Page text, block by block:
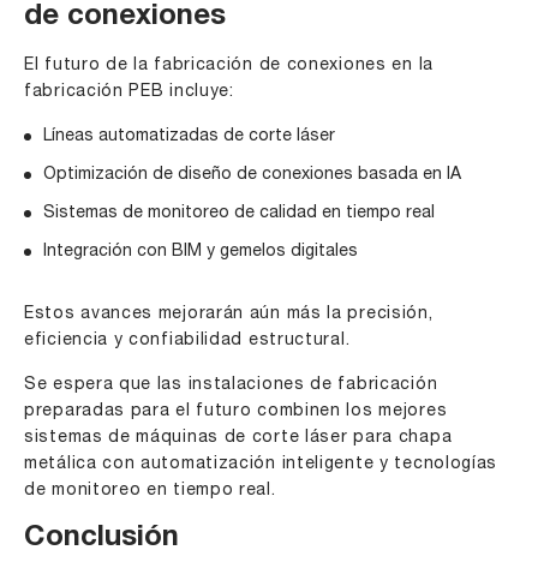
de conexiones
El futuro de la fabricación de conexiones en la
fabricación PEB incluye:
Líneas automatizadas de corte láser
Optimización de diseño de conexiones basada en IA
Sistemas de monitoreo de calidad en tiempo real
Integración con BIM y gemelos digitales
Estos avances mejorarán aún más la precisión,
eficiencia y confiabilidad estructural.
Se espera que las instalaciones de fabricación
preparadas para el futuro combinen los mejores
sistemas de máquinas de corte láser para chapa
metálica con automatización inteligente y tecnologías
de monitoreo en tiempo real.
Conclusión